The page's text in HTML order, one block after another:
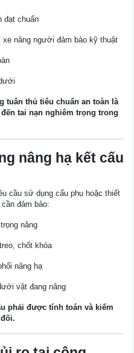
đạt chuẩn
xe nâng người đảm bảo kỹ thuật
tuân thủ tiêu chuẩn an toàn là
tai nạn nghiêm trọng trong
nâng hạ kết cấu
cầu sử dụng cẩu phụ hoặc thiết
đảm bảo:
nâng
chốt khóa
nâng hạ
vật đang nâng
phải được tính toán và kiểm